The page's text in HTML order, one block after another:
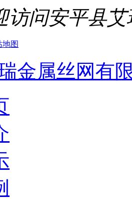
访问安平县
地图